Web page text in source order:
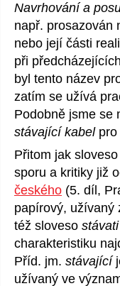
Navrhování a
např. prosazován
nebo její části
při
byl tento název
zatím se užívá
Podobně jsme se
stávající kabel pro
Přitom jak
sporu a kritiky již
českého (5. díl,
papírový, užívaný
též sloveso
charakteristiku
Příd. jm. stávající
užívaný ve